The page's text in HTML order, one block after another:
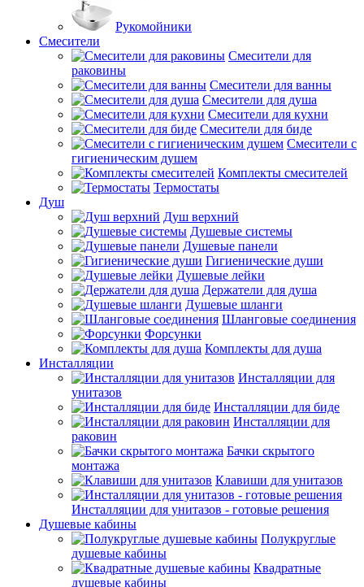
Рукомойники
Смесители
Смесители для
раковины
Смесители для ванны
Смесители для душа
Смесители для кухни
Смесители для биде
Смесители с
гигиеническим душем
Комплекты смесителей
Термостаты
Душ
Душ верхний
Душевые системы
Душевые панели
Гигиенические души
Душевые лейки
Держатели для душа
Душевые шланги
Шланговые соединения
Форсунки
Комплекты для душа
Инсталляции
Инсталляции для
унитазов
Инсталляции для биде
Инсталляции для
раковин
Бачки скрытого
монтажа
Клавиши для унитазов
Инсталляции для унитазов - готовые решения
Душевые кабины
Полукруглые
душевые кабины
Квадратные
душевые кабины